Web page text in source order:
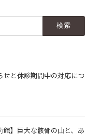
せと休診期間中の対応につ
館】巨大な骸骨の山と、あ